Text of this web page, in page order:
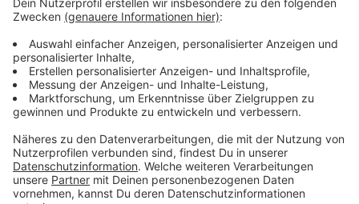
eine Verbindung verschiedener Ethnien. Sie war in der
vergangenen Periode die am stärksten vertretende
Liste im Integrationsrat. Sie will sich in der nächsten
Periode stark gegen Rassismus engagieren und für die
einsetzen.
Unser Leverkusen: